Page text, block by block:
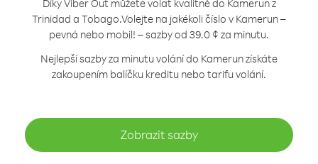
Díky Viber Out můžete volat kvalitně do Kamerun z
Trinidad a Tobago.Volejte na jakékoli číslo v Kamerun –
pevná nebo mobil! – sazby od 39.0 ¢ za minutu.
Nejlepší sazby za minutu volání do Kamerun získáte
zakoupením balíčku kreditu nebo tarifu volání.
Zobrazit sazby